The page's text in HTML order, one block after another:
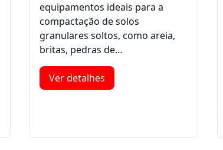
equipamentos ideais para a
compactação de solos
granulares soltos, como areia,
britas, pedras de…
Ver detalhes